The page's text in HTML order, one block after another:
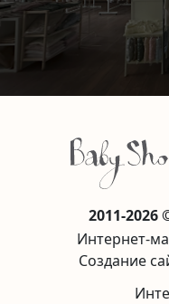
2011-2026
Интернет-
Создание